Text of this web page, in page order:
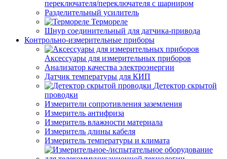
переключателя/переключателя с шарниром
Разделительный усилитель
Термореле
Шнур соединительный для датчика-привода
Контрольно-измерительные приборы
Аксессуары для измерительных приборов
Анализатор качества электроэнергии
Датчик температуры для КИП
Детектор скрытой
проводки
Измерители сопротивления заземления
Измеритель антифриза
Измеритель влажности материала
Измеритель длины кабеля
Измеритель температуры и климата